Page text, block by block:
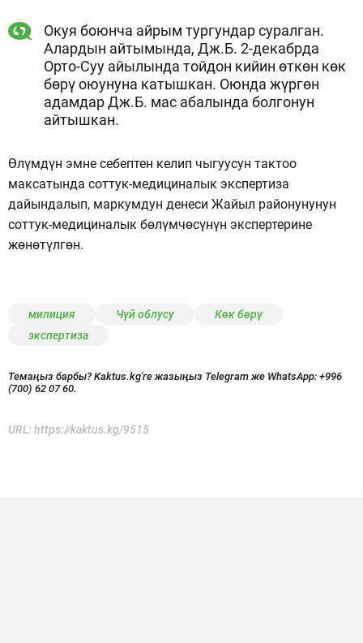
Окуя боюнча айрым тургундар суралган.
Алардын айтымында, Дж.Б. 2-декабрда
Орто-Суу айылында тойдон кийин өткөн көк
бөрү оюунуна катышкан. Оюнда жүргөн
адамдар Дж.Б. мас абалында болгонун
айтышкан.
Өлүмдүн эмне себептен келип чыгуусун тактоо
максатында соттук-медициналык экспертиза
дайындалып, маркумдун денеси Жайыл районунунун
соттук-медициналык бөлүмчөсүнүн экспертерине
жөнөтүлгөн.
милиция Чүй облусу
Көк бөрү
экспертиза
Темаңыз барбы? Kaktus.kg'ге жазыңыз Telegram же WhatsApp: +996
(700) 62 07 60.
URL: https://kaktus.kg/9515